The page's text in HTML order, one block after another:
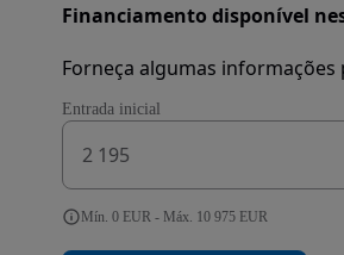
Financiamento disponível
Forneça algumas
Entrada inicial
Mín. 0 EUR - Máx. 10 975 EUR